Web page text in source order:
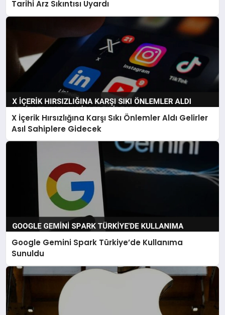
Tarihi Arz Sıkıntısı Uyardı
X İçerik Hırsızlığına Karşı Sıkı Önlemler Aldı Gelirler
Asıl Sahiplere Gidecek
Google Gemini Spark Türkiye’de Kullanıma
Sunuldu